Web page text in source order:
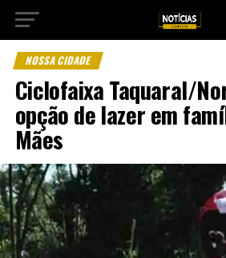
NOSSA CIDADE
Ciclofaixa Taquaral/
opção de lazer em
Mães